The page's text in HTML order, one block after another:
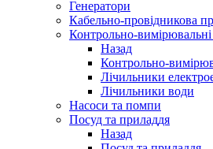
Генератори
Кабельно-провідникова
Контрольно-
Назад
Контрольно-
Лічильники
Лічильники води
Насоси та помпи
Посуд та приладдя
Назад